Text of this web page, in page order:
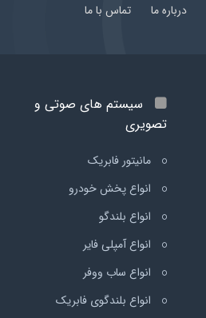
درباره ما تماس با ما
سیستم های صوتی و
تصویری
مانیتور فابریک
انواع پخش خودرو
انواع بلندگو
انواع آمپلی فایر
انواع ساب ووفر
انواع بلندگوی فابریک